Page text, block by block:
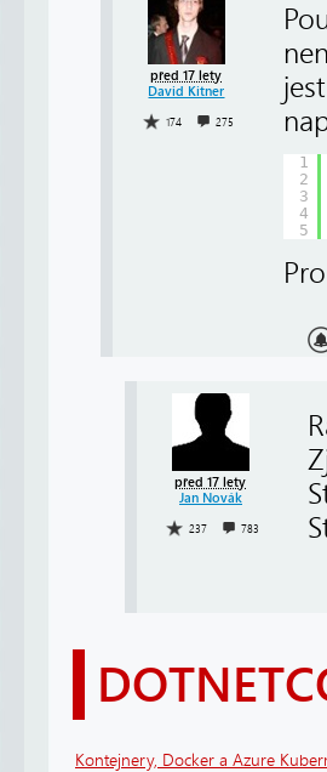
před 17 lety
David Kitner
174 275
1
2
3
4
5
před 17 lety
Jan Novák
237 783
Kontejnery, Docker a Azure